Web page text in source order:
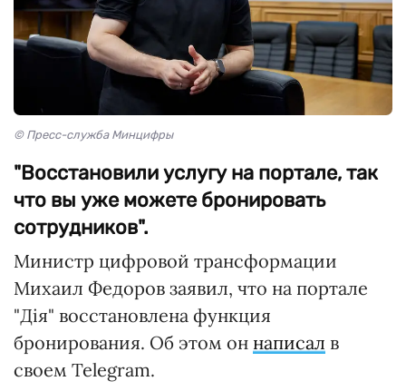
© Пресс-служба Минцифры
"Восстановили услугу на портале, так
что вы уже можете бронировать
сотрудников".
Министр цифровой трансформации
Михаил Федоров заявил, что на портале
"Дія" восстановлена функция
бронирования. Об этом он написал в
своем Telegram.